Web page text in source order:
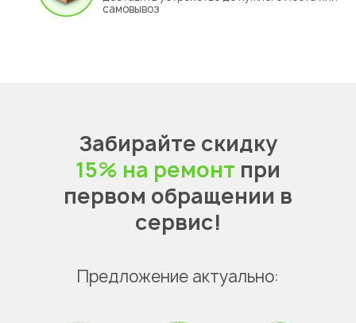
самовывоз
Забирайте скидку
15% на ремонт при
первом обращении в
сервис!
Предложение актуально: